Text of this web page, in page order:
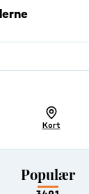
Kort
Populær